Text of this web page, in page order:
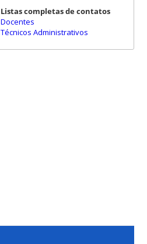
Listas completas de contatos
Docentes
Técnicos Administrativos